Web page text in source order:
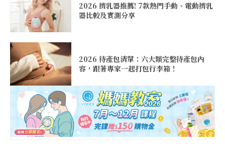
2026 擠乳器推薦! 7款熱門手動、電動擠乳
器比較及實測分享
2026 待產包清單：六大類完整待產包內
容，跟著專家一起打包行李箱！